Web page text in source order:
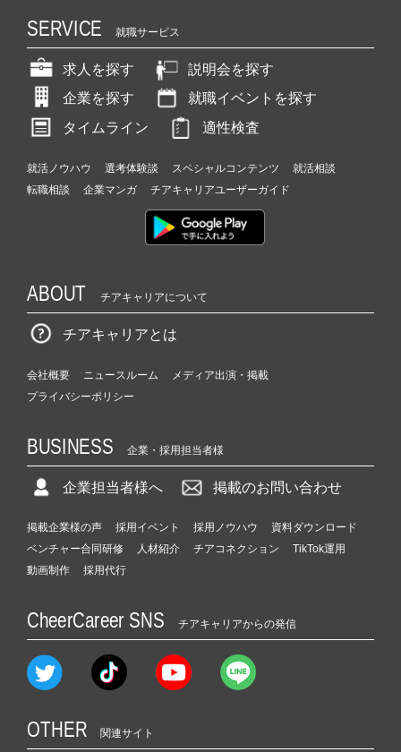
SERVICE 就職サービス
求人を探す
説明会を探す
企業を探す
就職イベントを探す
タイムライン
適性検査
就活ノウハウ 選考体験談 スペシャルコンテンツ
就活相談
転職相談
企業マンガ チアキャリアユーザーガイド
ABOUT チアキャリアについて
チアキャリアとは
会社概要 ニュースルーム
メディア出演・掲載
プライバシーポリシー
BUSINESS 企業・採用担当者様
企業担当者様へ 掲載のお問い合わせ
掲載企業様の声 採用イベント 採用ノウハウ
資料ダウンロード
ベンチャー合同研修
人材紹介 チアコネクション
TikTok運用
動画制作
採用代行
CheerCareer SNS チアキャリアからの発信
OTHER 関連サイト